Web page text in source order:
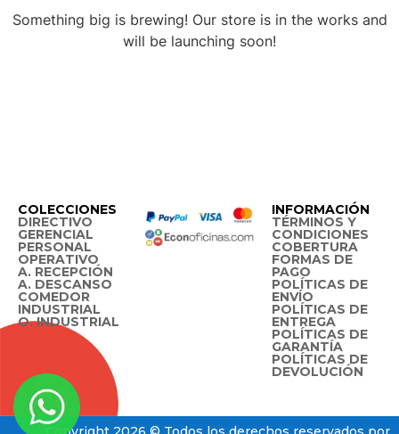
Something big is brewing! Our store is in the works and
will be launching soon!
COLECCIONES
DIRECTIVO
GERENCIAL
PERSONAL
OPERATIVO
A. RECEPCIÓN
A. DESCANSO
COMEDOR
INDUSTRIAL
O. INDUSTRIAL
INFORMACIÓN
TÉRMINOS Y
CONDICIONES
COBERTURA
FORMAS DE
PAGO
POLÍTICAS DE
ENVÍO
POLÍTICAS DE
ENTREGA
POLÍTICAS DE
GARANTÍA
POLÍTICAS DE
DEVOLUCIÓN